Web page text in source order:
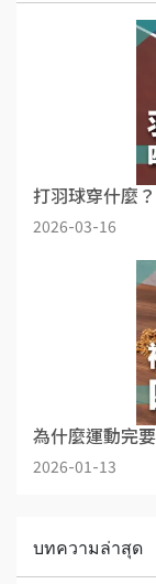
打羽球穿什麼
2026-03-16
為什麼運動完
2026-01-13
บทความล่าสุด